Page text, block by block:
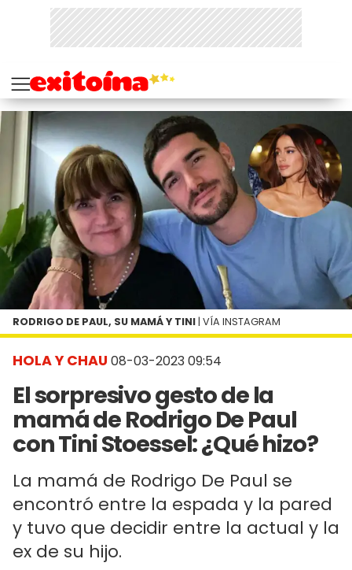
HOLA Y CHAU 08-03-2023 09:54
El sorpresivo gesto de la
mamá de Rodrigo De Paul
con Tini Stoessel: ¿Qué hizo?
La mamá de Rodrigo De Paul se
encontró entre la espada y la pared
y tuvo que decidir entre la actual y la
ex de su hijo.
RODRIGO DE PAUL, SU MAMÁ Y TINI | VÍA INSTAGRAM